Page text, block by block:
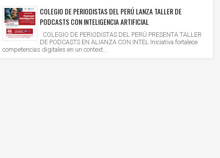
COLEGIO DE PERIODISTAS DEL PERÚ LANZA TALLER DE
PODCASTS CON INTELIGENCIA ARTIFICIAL
COLEGIO DE PERIODISTAS DEL PERÚ PRESENTA TALLER
DE PODCASTS EN ALIANZA CON INTEL Iniciativa fortalece
competencias digitales en un context...